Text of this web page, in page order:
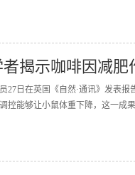
者揭示咖啡因减肥
27日在英国《自然·通讯》发表
控能够让小鼠体重下降，这一成